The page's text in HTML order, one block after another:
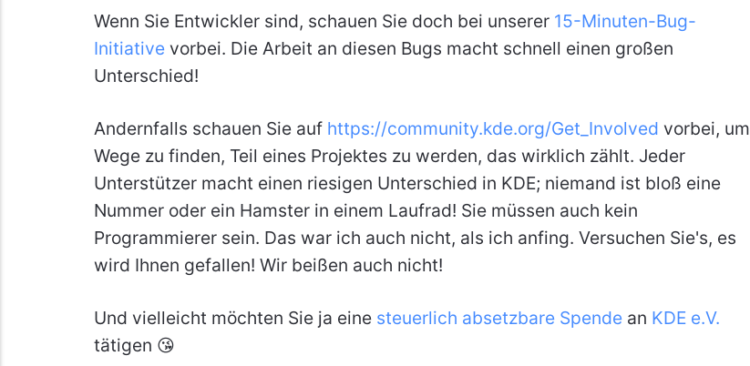
Wenn Sie Entwickler sind, schauen Sie doch bei unserer 15-Minuten-Bug-
Initiativevorbei. Die Arbeit an diesen Bugs macht schnell einen großen
Unterschied!
Andernfalls schauen Sie auf https://community.kde.org/Get_Involved vorbei, um
Wege zu finden, Teil eines Projektes zu werden, das wirklich zählt. Jeder
Unterstützer macht einen riesigen Unterschied in KDE; niemand ist bloß eine
Nummer oder ein Hamster in einem Laufrad! Sie müssen auch kein
Programmierer sein. Das war ich auch nicht, als ich anfing. Versuchen Sie's, es
wird Ihnen gefallen! Wir beißen auch nicht!
Und vielleicht möchten Sie ja eine steuerlich absetzbare Spendean KDE e.V.
tätigen 😘